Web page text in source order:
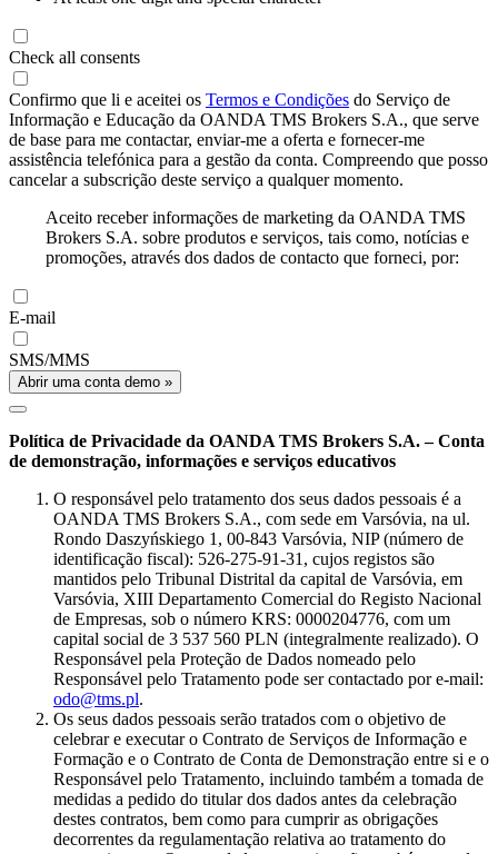
Check all consents
Confirmo que li e aceitei os Termos e Condições do Serviço de
Informação e Educação da OANDA TMS Brokers S.A., que serve
de base para me contactar, enviar-me a oferta e fornecer-me
assistência telefónica para a gestão da conta. Compreendo que posso
cancelar a subscrição deste serviço a qualquer momento.
Aceito receber informações de marketing da OANDA TMS
Brokers S.A. sobre produtos e serviços, tais como, notícias e
promoções, através dos dados de contacto que forneci, por:
E-mail
SMS/MMS
Abrir uma conta demo »
Política de Privacidade da OANDA TMS Brokers S.A. – Conta
de demonstração, informações e serviços educativos
O responsável pelo tratamento dos seus dados pessoais é a
OANDA TMS Brokers S.A., com sede em Varsóvia, na ul.
Rondo Daszyńskiego 1, 00-843 Varsóvia, NIP (número de
identificação fiscal): 526-275-91-31, cujos registos são
mantidos pelo Tribunal Distrital da capital de Varsóvia, em
Varsóvia, XIII Departamento Comercial do Registo Nacional
de Empresas, sob o número KRS: 0000204776, com um
capital social de 3 537 560 PLN (integralmente realizado). O
Responsável pela Proteção de Dados nomeado pelo
Responsável pelo Tratamento pode ser contactado por e-mail:
odo@tms.pl.
Os seus dados pessoais serão tratados com o objetivo de
celebrar e executar o Contrato de Serviços de Informação e
Formação e o Contrato de Conta de Demonstração entre si e o
Responsável pelo Tratamento, incluindo também a tomada de
medidas a pedido do titular dos dados antes da celebração
destes contratos, bem como para cumprir as obrigações
decorrentes da regulamentação relativa ao tratamento do